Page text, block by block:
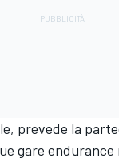
prevede la
gare endurance